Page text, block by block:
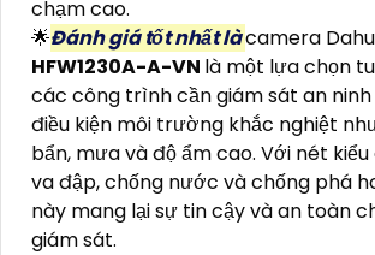
chạm cao.
🌟Đánh giá tốt nhất làcamera
HFW1230A-A-VN là một lựa chọn
các công trình cần giám sát an
điều kiện môi trường khắc nghiệt
bẩn, mưa và độ ẩm cao. Với nét
va đập, chống nước và chống phá
này mang lại sự tin cậy và an toàn
giám sát.